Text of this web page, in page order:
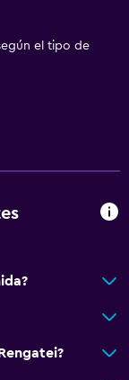
el tipo de